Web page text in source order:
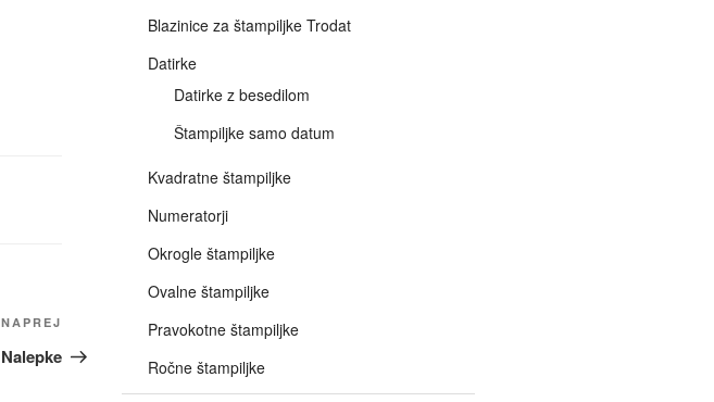
prispevek
NAPREJ
Nalepke
Blazinice za štampiljke Trodat
Datirke
Datirke z besedilom
Štampiljke samo datum
Kvadratne štampiljke
Numeratorji
Okrogle štampiljke
Ovalne štampiljke
Pravokotne štampiljke
Ročne štampiljke